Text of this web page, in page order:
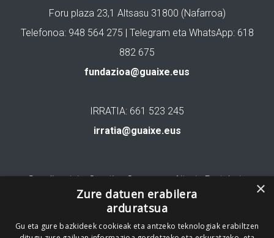
Foru plaza 23,1 Altsasu 31800 (Nafarroa)
Telefonoa: 948 564 275 | Telegram eta WhatsApp: 618
882 675
fundazioa@guaixe.eus
IRRATIA: 661 523 245
irratia@guaixe.eus
Gure lizentzia: Creative Commons Aitortu Partekatu
Codesyntaxek garatua
×
Zure datuen erabilera
arduratsua
Gu eta gure bazkideek cookieak eta antzeko teknologiak erabiltzen